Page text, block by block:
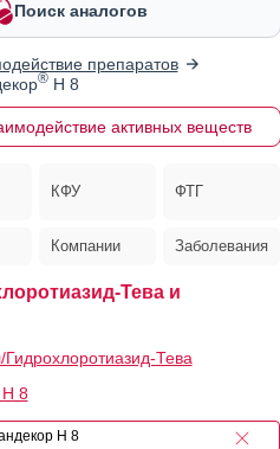
Поиск аналогов
препаратов
®H 8
активных веществ
КФУ ФТГ
Компании Заболевания
Тева и
Тева
8